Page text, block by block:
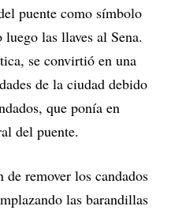
puente como símbolo
las llaves al Sena.
se convirtió en una
de la ciudad debido
que ponía en
del puente.
remover los candados
las barandillas